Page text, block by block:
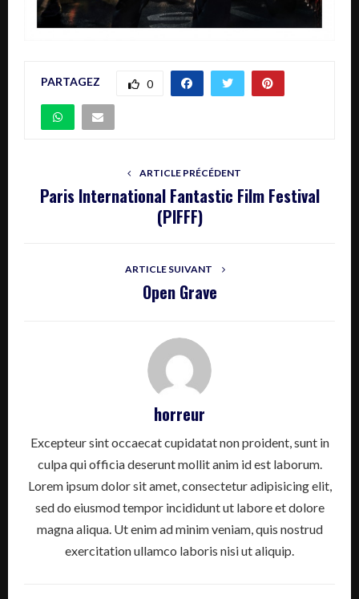
PARTAGEZ 0
ARTICLE PRÉCÉDENT
Paris International Fantastic Film Festival
(PIFFF)
ARTICLE SUIVANT
Open Grave
horreur
Excepteur sint occaecat cupidatat non proident, sunt in
culpa qui officia deserunt mollit anim id est laborum.
Lorem ipsum dolor sit amet, consectetur adipisicing elit,
sed do eiusmod tempor incididunt ut labore et dolore
magna aliqua. Ut enim ad minim veniam, quis nostrud
exercitation ullamco laboris nisi ut aliquip.